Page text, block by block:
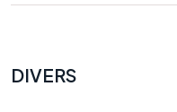
DIVERS